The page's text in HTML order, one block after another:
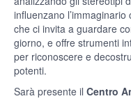
influenzano l’immaginario
che ci invita a guardare
giorno, e offre strumenti
per riconoscere e
potenti.
Sarà presente il Centro